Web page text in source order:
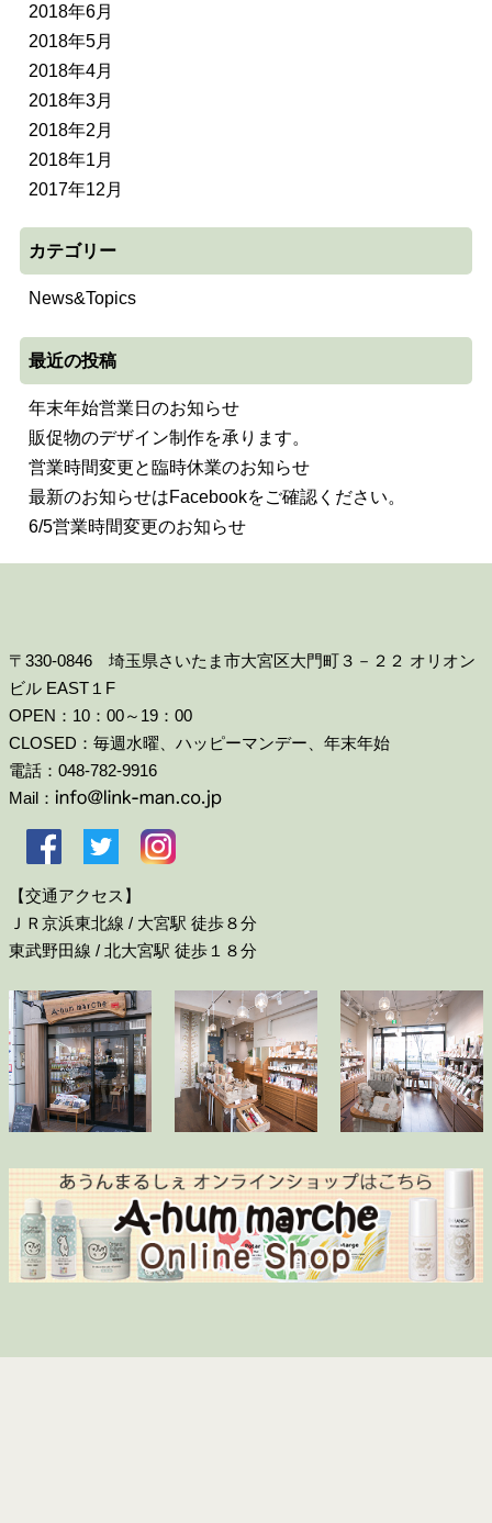
2018年6月
2018年5月
2018年4月
2018年3月
2018年2月
2018年1月
2017年12月
カテゴリー
News&Topics
最近の投稿
年末年始営業日のお知らせ
販促物のデザイン制作を承ります。
営業時間変更と臨時休業のお知らせ
最新のお知らせはFacebookをご確認ください。
6/5営業時間変更のお知らせ
〒330-0846 埼玉県さいたま市大宮区大門町３－２２ オリオン
ビル EAST１F
OPEN：10：00～19：00
CLOSED：毎週水曜、ハッピーマンデー、年末年始
電話：048-782-9916
Mail：
【交通アクセス】
ＪＲ京浜東北線 / 大宮駅 徒歩８分
東武野田線 / 北大宮駅 徒歩１８分